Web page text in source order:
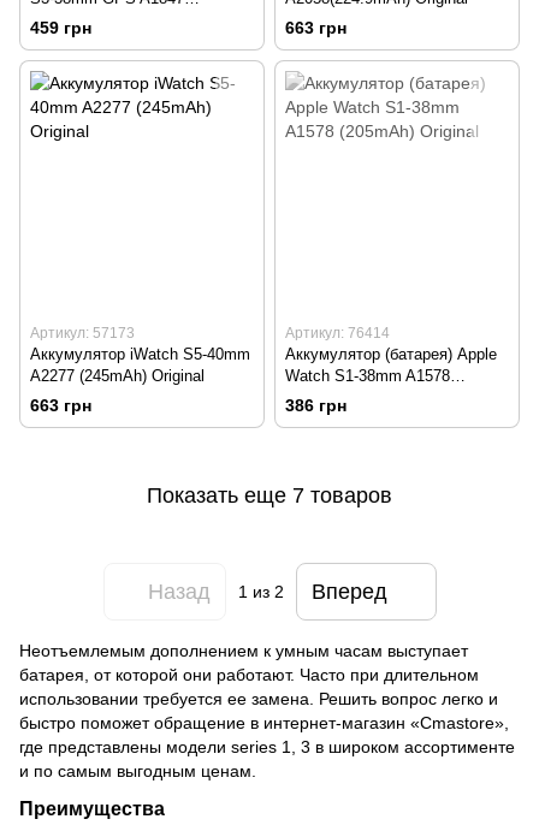
(279mAh) Original
459 грн 663 грн
Артикул: 57173
Аккумулятор iWatch S5-40mm
A2277 (245mAh) Original
663 грн
Артикул: 76414
Аккумулятор (батарея) Apple
Watch S1-38mm A1578
(205mAh) Original
386 грн
Показать еще 7 товаров
Назад 1из 2 Вперед
Неотъемлемым дополнением к умным часам выступает
батарея, от которой они работают. Часто при длительном
использовании требуется ее замена. Решить вопрос легко и
быстро поможет обращение в интернет-магазин «Cmastore»,
где представлены модели series 1, 3 в широком ассортименте
и по самым выгодным ценам.
Преимущества